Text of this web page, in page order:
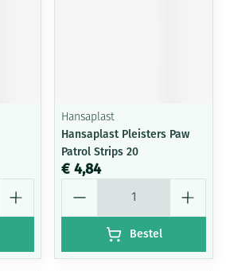
Hansaplast
Hansaplast Pleisters Paw
Patrol Strips 20
€ 4,84
Bestel